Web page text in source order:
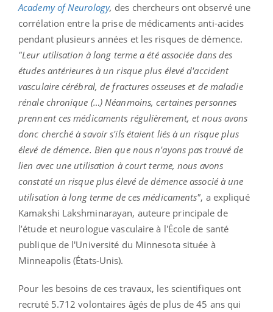
Academy of Neurology, des chercheurs ont observé une
corrélation entre la prise de médicaments anti-acides
pendant plusieurs années et les risques de démence.
"Leur utilisation à long terme a été associée dans des
études antérieures à un risque plus élevé d'accident
vasculaire cérébral, de fractures osseuses et de maladie
rénale chronique (…) Néanmoins, certaines personnes
prennent ces médicaments régulièrement, et nous avons
donc cherché à savoir s'ils étaient liés à un risque plus
élevé de démence. Bien que nous n'ayons pas trouvé de
lien avec une utilisation à court terme, nous avons
constaté un risque plus élevé de démence associé à une
utilisation à long terme de ces médicaments", a expliqué
Kamakshi Lakshminarayan, auteure principale de
l’étude et neurologue vasculaire à l'École de santé
publique de l'Université du Minnesota située à
Minneapolis (États-Unis).
Pour les besoins de ces travaux, les scientifiques ont
recruté 5.712 volontaires âgés de plus de 45 ans qui